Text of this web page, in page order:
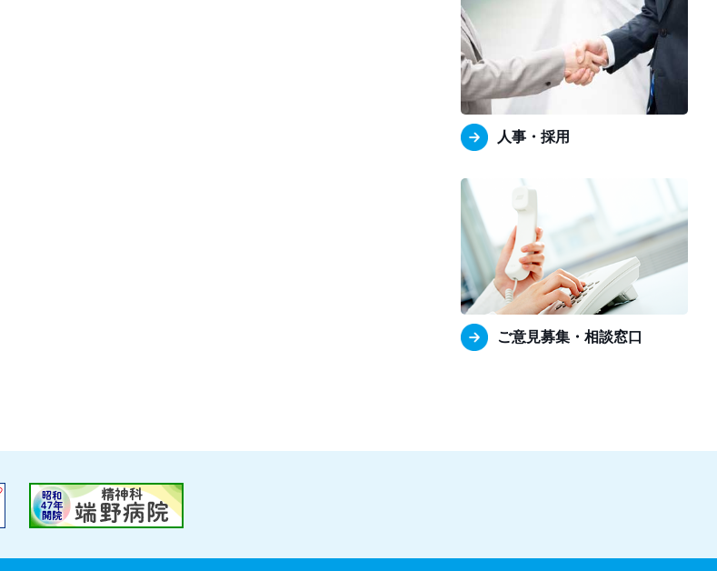
人事・採用
ご意見募集・相談窓口